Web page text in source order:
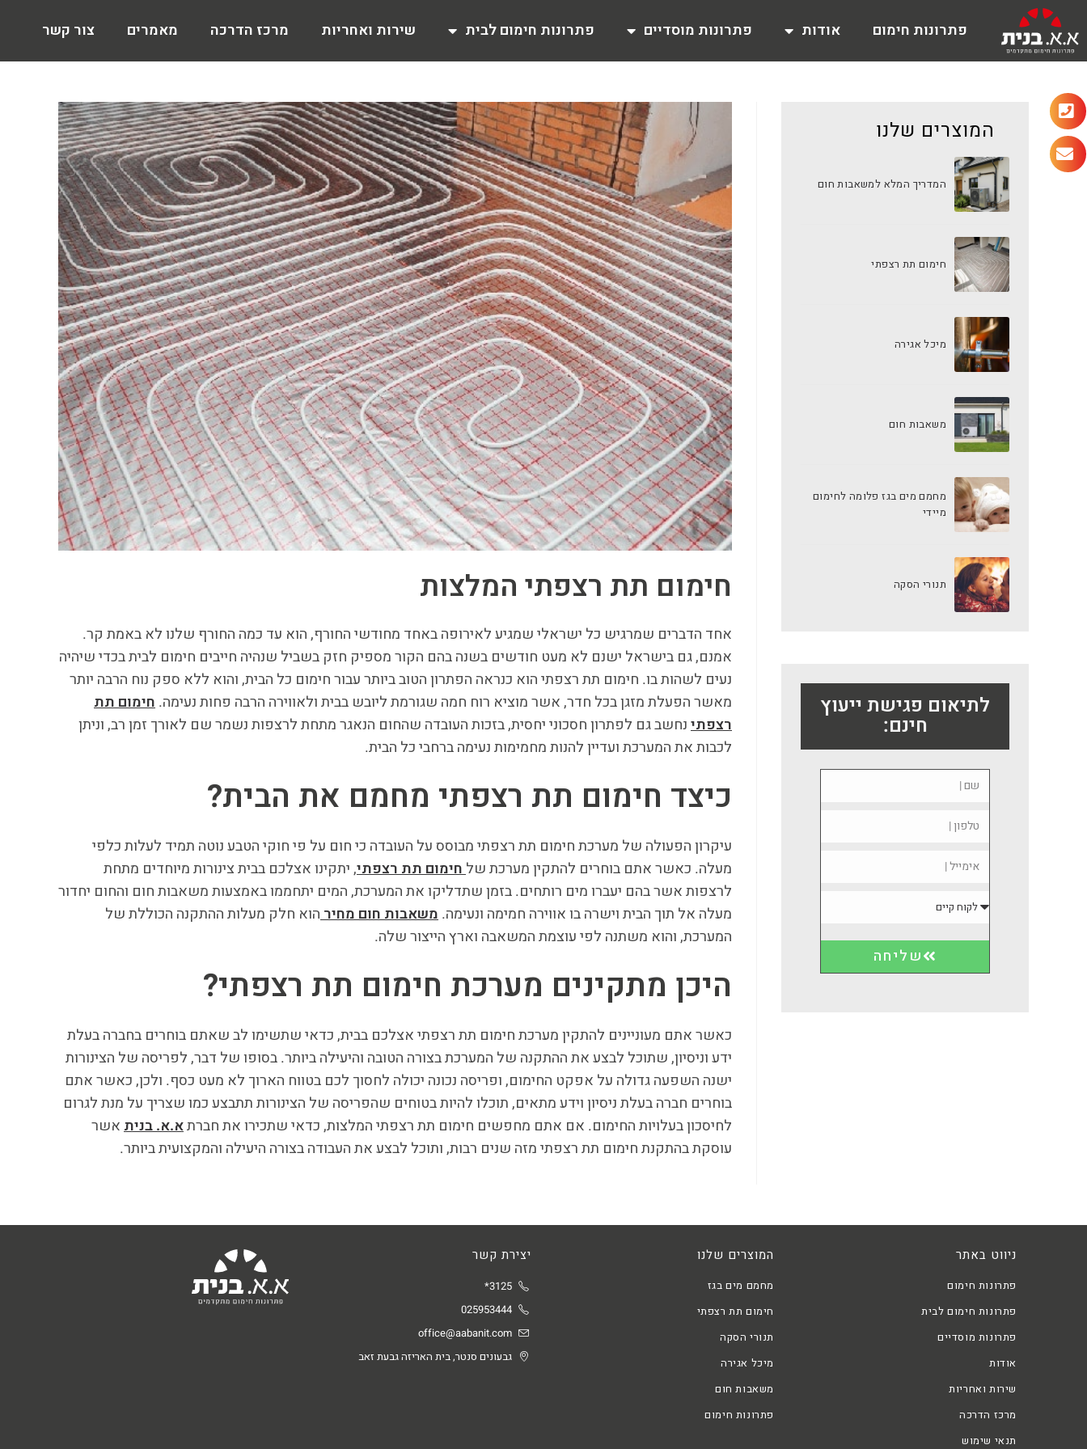
פתרונות חימום אודות פתרונות מוסדיים פתרונות חימום לבית שירות ואחריות מרכז הדרכה מאמרים צור קשר
חימום תת רצפתי המלצות
אחד הדברים שמרגיש כל ישראלי שמגיע לאירופה באחד מחודשי החורף, הוא עד כמה החורף שלנו לא באמת קר.
אמנם, גם בישראל ישנם לא מעט חודשים בשנה בהם הקור מספיק חזק בשביל שנהיה חייבים חימום לבית בכדי שיהיה
נעים לשהות בו. חימום תת רצפתי הוא כנראה הפתרון הטוב ביותר עבור חימום כל הבית, והוא ללא ספק נוח הרבה יותר
מאשר הפעלת מזגן בכל חדר, אשר מוציא רוח חמה שגורמת ליובש בבית ולאווירה הרבה פחות נעימה.חימום תת
רצפתינחשב גם לפתרון חסכוני יחסית, בזכות העובדה שהחום הנאגר מתחת לרצפות נשמר שם לאורך זמן רב, וניתן
לכבות את המערכת ועדיין להנות מחמימות נעימה ברחבי כל הבית.
כיצד חימום תת רצפתי מחמם את הבית?
עיקרון הפעולה של מערכת חימום תת רצפתי מבוסס על העובדה כי חום על פי חוקי הטבע נוטה תמיד לעלות כלפי
מעלה. כאשר אתם בוחרים להתקין מערכת שלחימום תת רצפתי, יתקינו אצלכם בבית צינורות מיוחדים מתחת
לרצפות אשר בהם יעברו מים רותחים. בזמן שתדליקו את המערכת, המים יתחממו באמצעות משאבות חום והחום יחדור
מעלה אל תוך הבית וישרה בו אווירה חמימה ונעימה.משאבות חום מחירהוא חלק מעלות ההתקנה הכוללת של
המערכת, והוא משתנה לפי עוצמת המשאבה וארץ הייצור שלה.
היכן מתקינים מערכת חימום תת רצפתי?
כאשר אתם מעוניינים להתקין מערכת חימום תת רצפתי אצלכם בבית, כדאי שתשימו לב שאתם בוחרים בחברה בעלת
ידע וניסיון, שתוכל לבצע את ההתקנה של המערכת בצורה הטובה והיעילה ביותר. בסופו של דבר, לפריסה של הצינורות
ישנה השפעה גדולה על אפקט החימום, ופריסה נכונה יכולה לחסוך לכם בטווח הארוך לא מעט כסף. ולכן, כאשר אתם
בוחרים חברה בעלת ניסיון וידע מתאים, תוכלו להיות בטוחים שהפריסה של הצינורות תתבצע כמו שצריך על מנת לגרום
לחיסכון בעלויות החימום. אם אתם מחפשים חימום תת רצפתי המלצות, כדאי שתכירו את חברתא.א. בניתאשר
עוסקת בהתקנת חימום תת רצפתי מזה שנים רבות, ותוכל לבצע את העבודה בצורה היעילה והמקצועית ביותר.
המוצרים שלנו
המדריך המלא למשאבות חום
חימום תת רצפתי
מיכל אגירה
משאבות חום
מחמם מים בגז פלומה לחימום
מיידי
תנורי הסקה
לתיאום פגישת ייעוץ
חינם:
שליחה
ניווט באתר
פתרונות חימום
פתרונות חימום לבית
פתרונות מוסדיים
אודות
שירות ואחריות
מרכז הדרכה
תנאי שימוש
המוצרים שלנו
מחמם מים בגז
חימום תת רצפתי
תנורי הסקה
מיכל אגירה
משאבות חום
פתרונות חימום
יצירת קשר
3125*
025953444
office@aabanit.com
גבעונים סנטר, בית האריזה גבעת זאב